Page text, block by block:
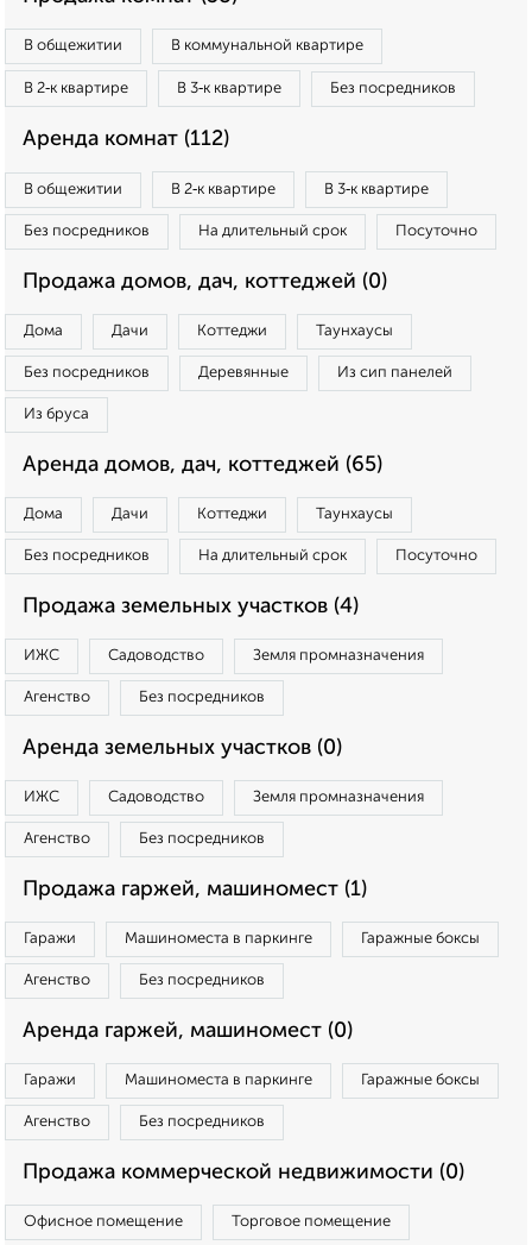
В общежитии В коммунальной квартире
В 2‑к квартире В 3‑к квартире Без посредников
Аренда комнат (112)
В общежитии В 2‑к квартире В 3‑к квартире
Без посредников На длительный срок Посуточно
Продажа домов, дач, коттеджей (0)
Дома Дачи Коттеджи Таунхаусы
Без посредников Деревянные Из сип панелей
Из бруса
Аренда домов, дач, коттеджей (65)
Дома Дачи Коттеджи Таунхаусы
Без посредников На длительный срок Посуточно
Продажа земельных участков (4)
ИЖС Садоводство Земля промназначения
Агенство Без посредников
Аренда земельных участков (0)
ИЖС Садоводство Земля промназначения
Агенство Без посредников
Продажа гаржей, машиномест (1)
Гаражи Машиноместа в паркинге Гаражные боксы
Агенство Без посредников
Аренда гаржей, машиномест (0)
Гаражи Машиноместа в паркинге Гаражные боксы
Агенство Без посредников
Продажа коммерческой недвижимости (0)
Офисное помещение Торговое помещение